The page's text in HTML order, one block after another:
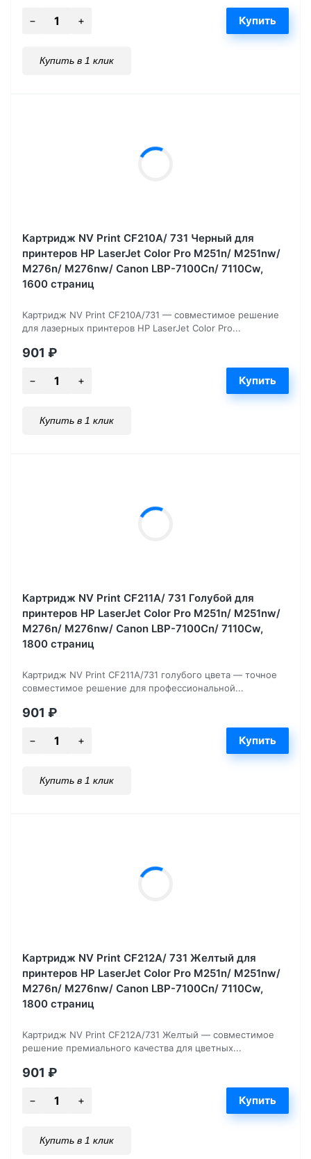
Купить в 1 клик
Картридж NV Print CF210A/ 731 Черный для
принтеров HP LaserJet Color Pro M251n/ M251nw/
M276n/ M276nw/ Canon LBP-7100Cn/ 7110Cw,
1600 страниц
Картридж NV Print CF210A/731 — совместимое решение
для лазерных принтеров HP LaserJet Color Pro...
901 ₽
Купить в 1 клик
Картридж NV Print CF211A/ 731 Голубой для
принтеров HP LaserJet Color Pro M251n/ M251nw/
M276n/ M276nw/ Canon LBP-7100Cn/ 7110Cw,
1800 страниц
Картридж NV Print CF211A/731 голубого цвета — точное
совместимое решение для профессиональной...
901 ₽
Купить в 1 клик
Картридж NV Print CF212A/ 731 Желтый для
принтеров HP LaserJet Color Pro M251n/ M251nw/
M276n/ M276nw/ Canon LBP-7100Cn/ 7110Cw,
1800 страниц
Картридж NV Print CF212A/731 Желтый — совместимое
решение премиального качества для цветных...
901 ₽
Купить в 1 клик